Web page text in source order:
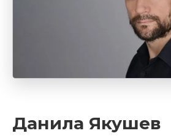
Данила Якушев